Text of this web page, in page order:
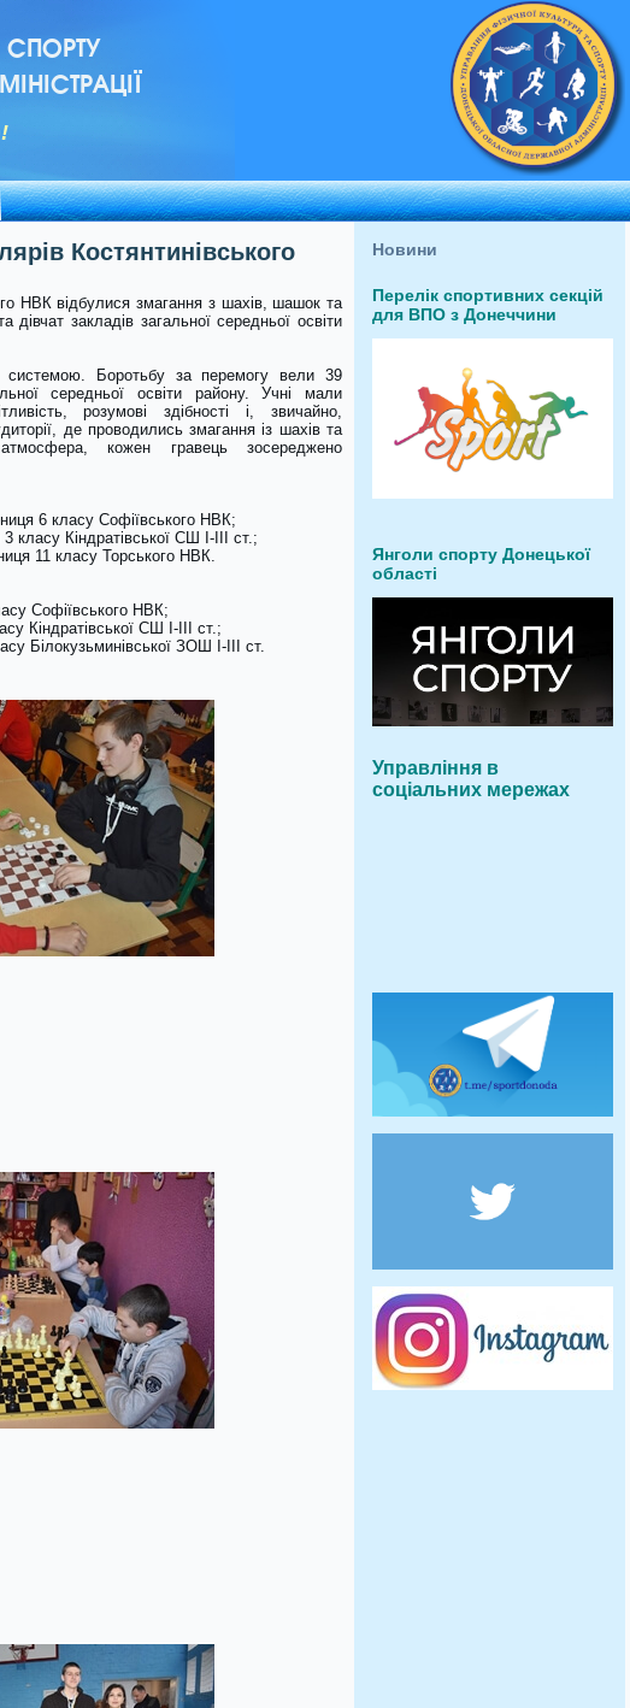
СПОРТУ
Костянтинівського
НВК відбулися змагання з шахів, шашок та
дівчат закладів загальної середньої освіти
Боротьбу за перемогу вели 39
середньої освіти району. Учні мали
розумові здібності і, звичайно,
де проводились змагання із шахів та
кожен гравець зосереджено
6 класу Софіївського НВК;
класу Кіндратівської СШ І-ІІІ ст.;
11 класу Торського НВК.
Софіївського НВК;
Кіндратівської СШ І-ІІІ ст.;
Білокузьминівської ЗОШ І-ІІІ ст.
Новини
Перелік спортивних секцій
для ВПО з Донеччини
Янголи спорту Донецької
області
Управління в
соціальних мережах